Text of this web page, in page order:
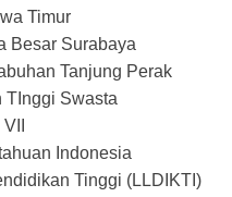
Timur
Besar Surabaya
Tanjung Perak
TInggi Swasta
Indonesia
Tinggi (LLDIKTI)